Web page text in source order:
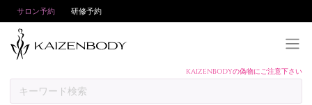
サロン予約 研修予約
KAIZENBODYの偽物にご注意下さい